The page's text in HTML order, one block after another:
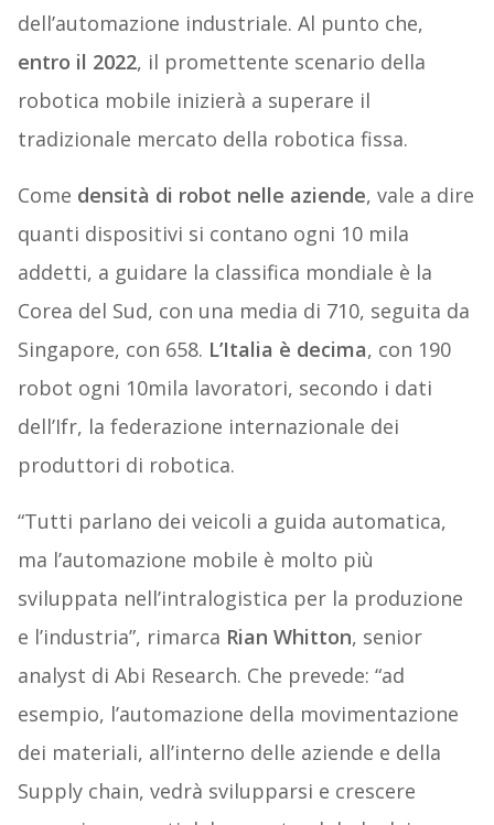
dell’automazione industriale. Al punto che,
entro il 2022, il promettente scenario della
robotica mobile inizierà a superare il
tradizionale mercato della robotica fissa.
Come densità di robot nelle aziende, vale a dire
quanti dispositivi si contano ogni 10 mila
addetti, a guidare la classifica mondiale è la
Corea del Sud, con una media di 710, seguita da
Singapore, con 658. L’Italia è decima, con 190
robot ogni 10mila lavoratori, secondo i dati
dell’Ifr, la federazione internazionale dei
produttori di robotica.
“Tutti parlano dei veicoli a guida automatica,
ma l’automazione mobile è molto più
sviluppata nell’intralogistica per la produzione
e l’industria”, rimarca Rian Whitton, senior
analyst di Abi Research. Che prevede: “ad
esempio, l’automazione della movimentazione
dei materiali, all’interno delle aziende e della
Supply chain, vedrà svilupparsi e crescere